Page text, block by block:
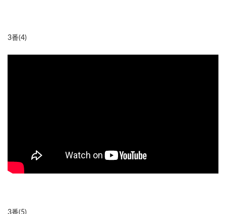
3番(4)
3番(5)